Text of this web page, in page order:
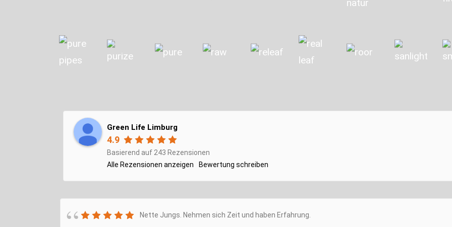
Green Life Limburg
4.9
Basierend auf 243 Rezensionen
Alle Rezensionen anzeigen
Bewertung schreiben
Nette Jungs. Nehmen sich Zeit und haben Erfahrung.